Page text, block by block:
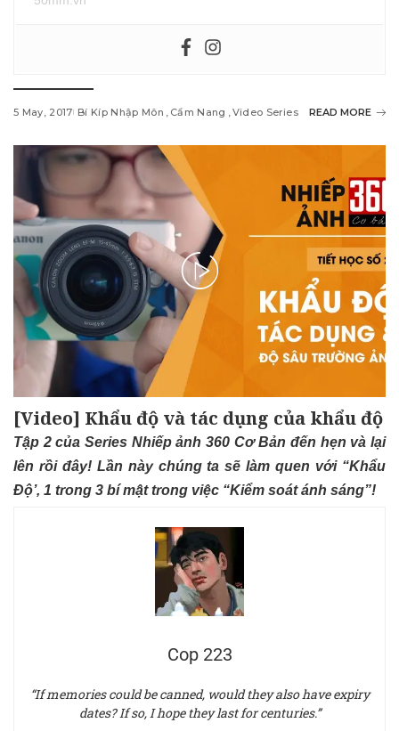
5 May, 2017 Bí Kíp Nhập Môn Cẩm Nang Video Series READ MORE
[Video] Khẩu độ và tác dụng của khẩu độ
Tập 2 của Series Nhiếp ảnh 360 Cơ Bản đến hẹn và lại
lên rồi đây! Lần này chúng ta sẽ làm quen với “Khẩu
Độ’, 1 trong 3 bí mật trong việc “Kiểm soát ánh sáng”!
Cop 223
“If memories could be canned, would they also have expiry
dates? If so, I hope they last for centuries.”